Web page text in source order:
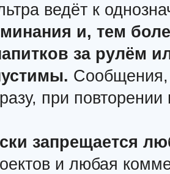
ведёт к
и, тем
за рулём
Сообщения,
при
запрещается
и любая